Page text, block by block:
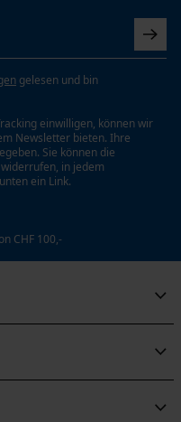
gelesen und bin
einwilligen, können wir
Newsletter bieten. Ihre
Sie können die
in jedem
ein Link.
CHF 100,-